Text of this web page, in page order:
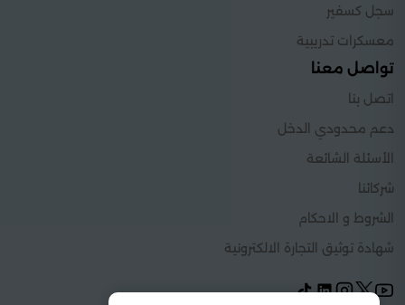
سجل كسفير
معسكرات تدريبية
تواصل معنا
اتصل بنا
دعم محدودي الدخل
الأسئلة الشائعة
شركائنا
الشروط و الاحكام
شهادة توثيق التجارة الالكترونية